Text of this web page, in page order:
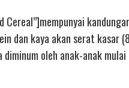
Cereal”]mempunyai
dan kaya akan serat kasar
oleh anak-anak